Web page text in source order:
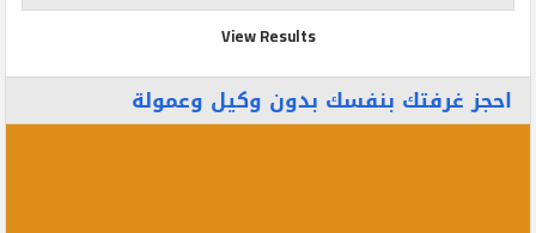
View Results
احجز غرفتك بنفسك بدون وكيل وعمولة